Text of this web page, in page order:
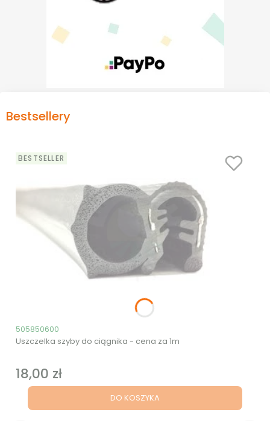
Bestsellery
BESTSELLER
Kod produktu
505850600
Uszczelka szyby do ciągnika - cena za 1m
Cena
18,00 zł
DO KOSZYKA